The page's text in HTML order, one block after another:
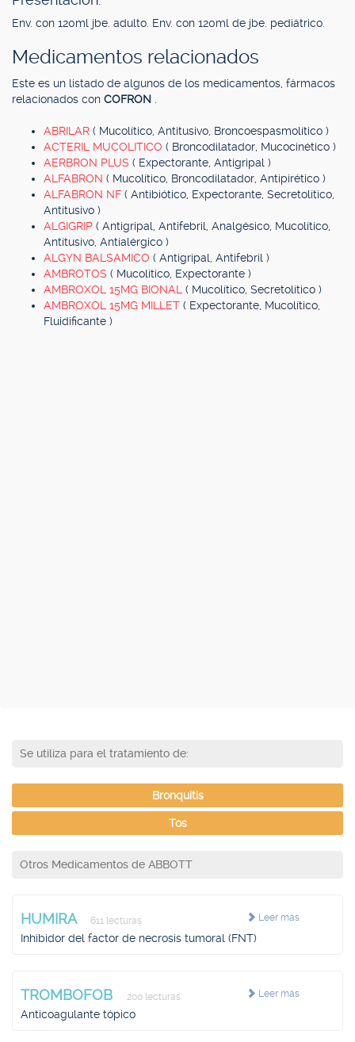
Env. con 120ml jbe. adulto. Env. con 120ml de jbe. pediátrico.
Medicamentos relacionados
Este es un listado de algunos de los medicamentos, fármacos
relacionados con COFRON
ABRILAR ( Mucolítico, Antitusivo, Broncoespasmolítico )
ACTERIL MUCOLITICO ( Broncodilatador, Mucocinético )
AERBRON PLUS ( Expectorante, Antigripal )
ALFABRON ( Mucolítico, Broncodilatador, Antipirético )
ALFABRON NF ( Antibiótico, Expectorante, Secretolítico,
Antitusivo )
ALGIGRIP ( Antigripal, Antifebril, Analgésico, Mucolítico,
Antitusivo, Antialérgico )
ALGYN BALSAMICO ( Antigripal, Antifebril )
AMBROTOS ( Mucolítico, Expectorante )
AMBROXOL 15MG BIONAL ( Mucolítico, Secretolítico )
AMBROXOL 15MG MILLET ( Expectorante, Mucolítico,
Fluidificante )
Se utiliza para el tratamiento de:
Bronquitis
Tos
Otros Medicamentos de ABBOTT
Leer más
HUMIRA 611 lecturas
Inhibidor del factor de necrosis tumoral (FNT)
Leer más
TROMBOFOB 200 lecturas
Anticoagulante tópico